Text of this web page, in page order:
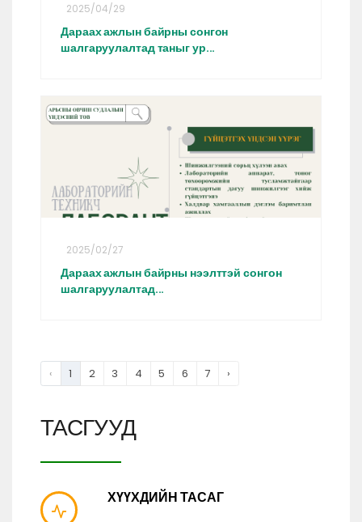
2025/04/29
Дараах ажлын байрны сонгон
шалгаруулалтад таныг ур...
2025/02/27
Дараах ажлын байрны нээлттэй сонгон
шалгаруулалтад...
‹ 1 2 3 4 5 6 7 ›
ТАСГУУД
ХҮҮХДИЙН ТАСАГ